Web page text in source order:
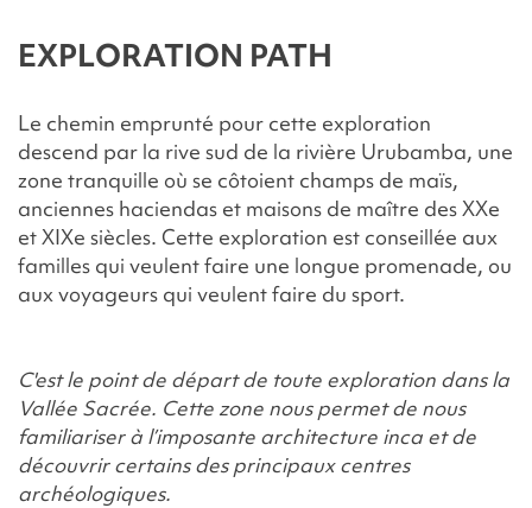
EXPLORATION PATH
Le chemin emprunté pour cette exploration
descend par la rive sud de la rivière Urubamba, une
zone tranquille où se côtoient champs de maïs,
anciennes haciendas et maisons de maître des XXe
et XIXe siècles. Cette exploration est conseillée aux
familles qui veulent faire une longue promenade, ou
aux voyageurs qui veulent faire du sport.
C'est le point de départ de toute exploration dans la
Vallée Sacrée. Cette zone nous permet de nous
familiariser à l’imposante architecture inca et de
découvrir certains des principaux centres
archéologiques.